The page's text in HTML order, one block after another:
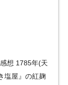
想 1785年(天
塩屋』の紅麹